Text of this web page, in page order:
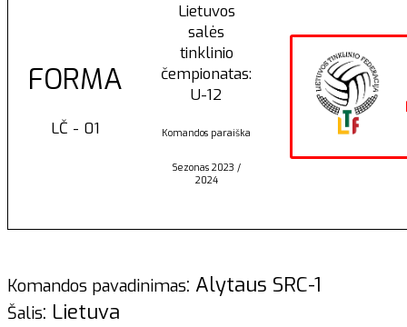
FORMA
LČ - 01
Lietuvos
salės
tinklinio
čempionatas:
U-12
Komandos paraiška
Sezonas 2023 /
2024
Komandos pavadinimas: Alytaus SRC-1
Šalis: Lietuva